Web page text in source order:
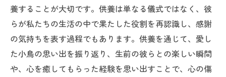
養することが大切です。供養は単なる儀式ではなく、彼
らが私たちの生活の中で果たした役割を再認識し、感謝
の気持ちを表す過程でもあります。供養を通じて、愛し
た小鳥の思い出を振り返り、生前の彼らとの楽しい瞬間
や、心を癒してもらった経験を思い出すことで、心の傷